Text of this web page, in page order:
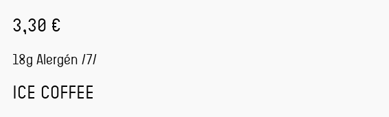
3,30 €
18g Alergén /7/
ICE COFFEE